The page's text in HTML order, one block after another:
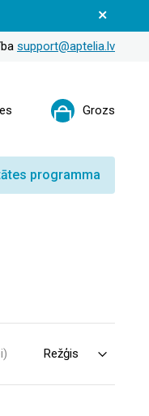
support@aptelia.lv
Grozs
programma